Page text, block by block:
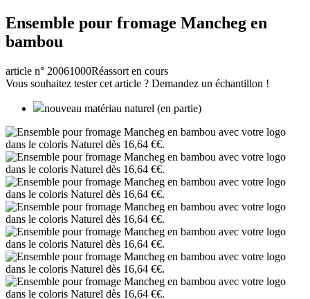
Ensemble pour fromage Mancheg en
bambou
article n° 20061000Réassort en cours
Vous souhaitez tester cet article ? Demandez un échantillon !
nouveau matériau naturel (en partie)